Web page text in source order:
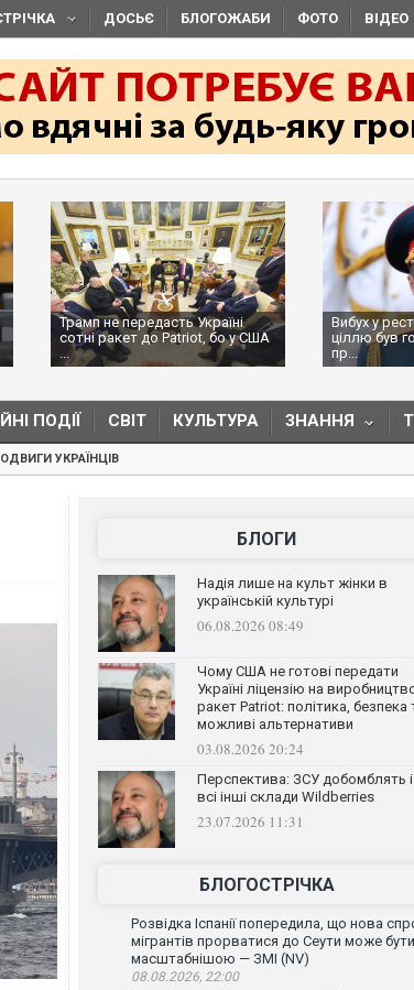
ДОСЬЄ БЛОГОЖАБИ ФОТО ВІДЕО
Трамп не передасть Україні
сотні ракет до Patriot, бо у США
...
Вибух у
ціллю був
пр...
ПОДІЇ СВІТ КУЛЬТУРА ЗНАННЯ
УКРАЇНЦІВ
БЛОГИ
Надія лише на культ жінки в
українській культурі
06.08.2026 08:49
Чому США не готові передати
Україні ліцензію на
ракет Patriot: політика, безпека
можливі альтернативи
03.08.2026 20:24
Перспектива: ЗСУ добомблять і
всі інші склади Wildberries
23.07.2026 11:31
БЛОГОСТРІЧКА
Розвідка Іспанії попередила, що нова
мігрантів прорватися до Сеути може бути
масштабнішою — ЗМІ (NV)
08.08.2026, 22:00